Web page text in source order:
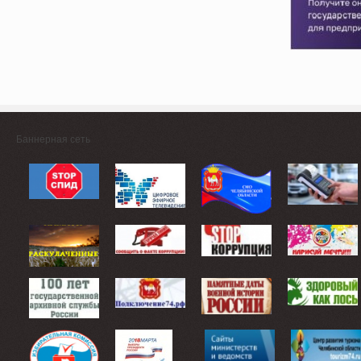
Баннерная сеть